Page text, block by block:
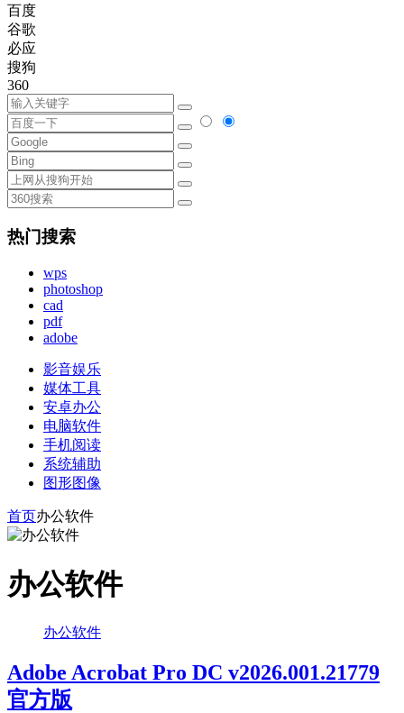
百度
谷歌
必应
搜狗
360
热门搜索
wps
photoshop
cad
pdf
adobe
影音娱乐
媒体工具
安卓办公
电脑软件
手机阅读
系统辅助
图形图像
首页办公软件
办公软件
办公软件
Adobe Acrobat Pro DC v2026.001.21779
官方版